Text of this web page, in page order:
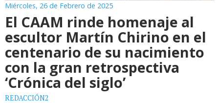
Miércoles, 26 de Febrero de 2025
El CAAM rinde homenaje al
escultor Martín Chirino en el
centenario de su nacimiento
con la gran retrospectiva
‘Crónica del siglo’
REDACCIÓN2